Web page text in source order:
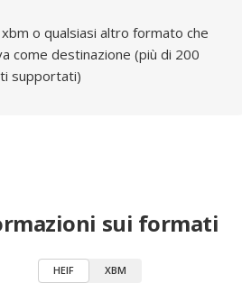
xbm o qualsiasi altro formato che
come destinazione (più di 200
supportati)
sui formati
HEIF XBM